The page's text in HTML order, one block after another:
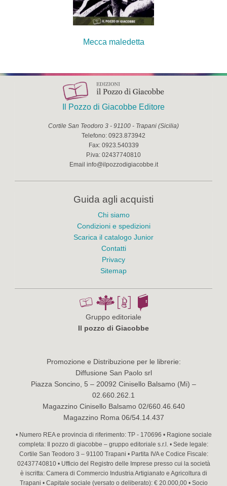
Mecca maledetta
Il Pozzo di Giacobbe Editore
Cortile San Teodoro 3 - 91100 - Trapani (Sicilia)
Telefono: 0923.873942
Fax: 0923.540339
P.iva: 02437740810
Email info@ilpozzodigiacobbe.it
Guida agli acquisti
Chi siamo
Condizioni e spedizioni
Scarica il catalogo Junior
Contatti
Privacy
Sitemap
Gruppo editoriale
Il pozzo di Giacobbe
Promozione e Distribuzione per le librerie:
Diffusione San Paolo srl
Piazza Soncino, 5 – 20092 Cinisello Balsamo (Mi) –
02.660.262.1
Magazzino Cinisello Balsamo 02/660.46.640
Magazzino Roma 06/54.14.437
• Numero REA e provincia di riferimento: TP - 170696 • Ragione sociale
completa: Il pozzo di giacobbe – gruppo editoriale s.r.l. • Sede legale:
Cortile San Teodoro 3 – 91100 Trapani • Partita IVA e Codice Fiscale:
02437740810 • Ufficio del Registro delle Imprese presso cui la società
è iscritta: Camera di Commercio Industria Artigianato e Agricoltura di
Trapani • Capitale sociale (versato o deliberato): € 20.000,00 • Socio